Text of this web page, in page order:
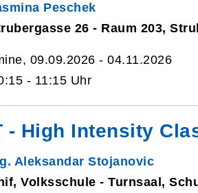
Peschek
26 - Raum 203,
09.09.2026 - 04.11.2026
- 11:15 Uhr
- High Intensity
Aleksandar Stojanovic
Volksschule - Turnsaal,